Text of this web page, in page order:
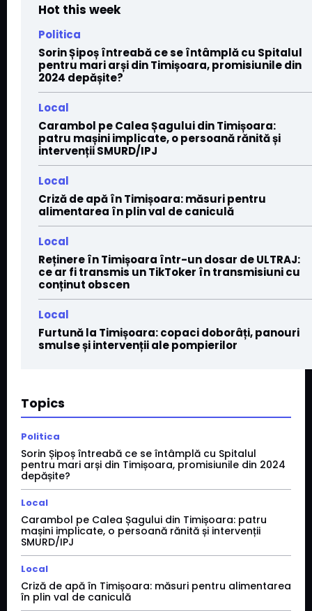
Hot this week
Politica
Sorin Șipoș întreabă ce se întâmplă cu Spitalul
pentru mari arși din Timișoara, promisiunile din
2024 depășite?
Local
Carambol pe Calea Șagului din Timișoara:
patru mașini implicate, o persoană rănită și
intervenții SMURD/IPJ
Local
Criză de apă în Timișoara: măsuri pentru
alimentarea în plin val de caniculă
Local
Reținere în Timișoara într-un dosar de ULTRAJ:
ce ar fi transmis un TikToker în transmisiuni cu
conținut obscen
Local
Furtună la Timișoara: copaci doborâți, panouri
smulse și intervenții ale pompierilor
Topics
Politica
Sorin Șipoș întreabă ce se întâmplă cu Spitalul
pentru mari arși din Timișoara, promisiunile din 2024
depășite?
Local
Carambol pe Calea Șagului din Timișoara: patru
mașini implicate, o persoană rănită și intervenții
SMURD/IPJ
Local
Criză de apă în Timișoara: măsuri pentru alimentarea
în plin val de caniculă